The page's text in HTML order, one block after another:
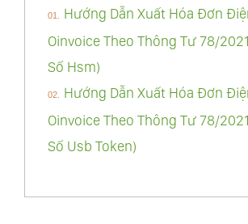
Hướng Dẫn Xuất Hóa Đơn
Oinvoice Theo Thông Tư 78/
Số Hsm)
Hướng Dẫn Xuất Hóa Đơn
Oinvoice Theo Thông Tư 78/
Số Usb Token)